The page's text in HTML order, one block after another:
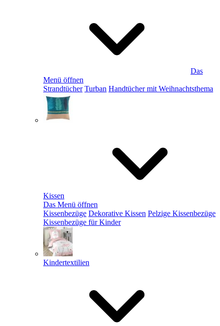
Das
Menü öffnen
Strandtücher Turban Handtücher mit Weihnachtsthema
Kissen
Das Menü öffnen
Kissenbezüge Dekorative Kissen Pelzige Kissenbezüge
Kissenbezüge für Kinder
Kindertextilien